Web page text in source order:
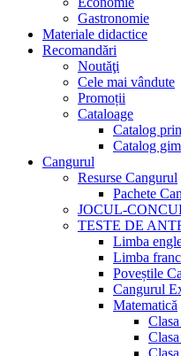
Gastronomie
Materiale didactice
Recomandări
Noutăţi
Cele mai vândute
Promoții
Cataloage
Catalog
Catalog
Cangurul
Resurse Cangurul
Pachete
JOCUL-
TESTE DE
Limba
Limba
Poveștile
Cangurul
Matematică